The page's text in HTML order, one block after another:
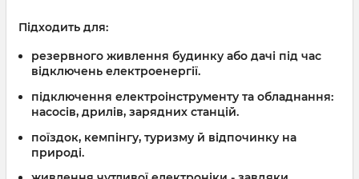
Підходить для:
резервного живлення будинку або дачі під час
відключень електроенергії.
підключення електроінструменту та обладнання:
насосів, дрилів, зарядних станцій.
поїздок, кемпінгу, туризму й відпочинку на
природі.